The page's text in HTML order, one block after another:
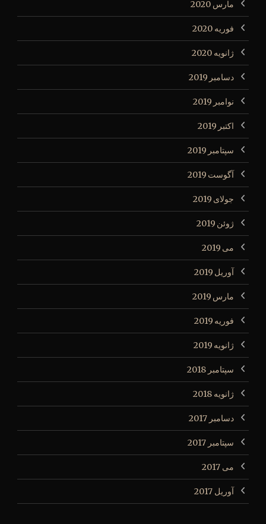
مارس 2020
فوریه 2020
ژانویه 2020
دسامبر 2019
نوامبر 2019
اکتبر 2019
سپتامبر 2019
آگوست 2019
جولای 2019
ژوئن 2019
می 2019
آوریل 2019
مارس 2019
فوریه 2019
ژانویه 2019
سپتامبر 2018
ژانویه 2018
دسامبر 2017
سپتامبر 2017
می 2017
آوریل 2017